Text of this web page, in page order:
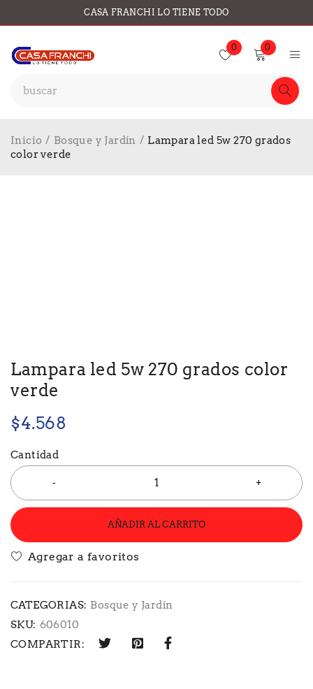
CASA FRANCHI LO TIENE TODO
0 0
Inicio / Bosque y Jardín / Lampara led 5w 270 grados
color verde
Lampara led 5w 270 grados color
verde
$4.568
Cantidad
AÑADIR AL CARRITO
CATEGORIAS: Bosque y Jardín
SKU: 606010
COMPARTIR: